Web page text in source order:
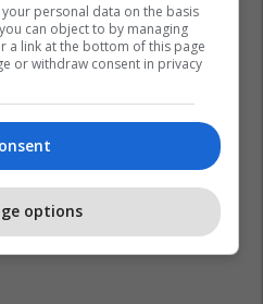
personal data on the basis
can object to by managing
a link at the bottom of this page
or withdraw consent in privacy
options